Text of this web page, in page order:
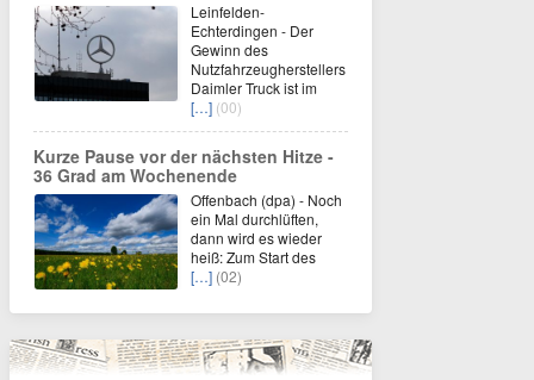
Leinfelden-
Echterdingen - Der
Gewinn des
Nutzfahrzeugherstellers
Daimler Truck ist im
[…] (00)
Kurze Pause vor der nächsten Hitze -
36 Grad am Wochenende
Offenbach (dpa) - Noch
ein Mal durchlüften,
dann wird es wieder
heiß: Zum Start des
[…] (02)